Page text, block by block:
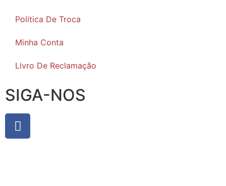
Politica De Troca
Minha Conta
Livro De Reclamação
SIGA-NOS